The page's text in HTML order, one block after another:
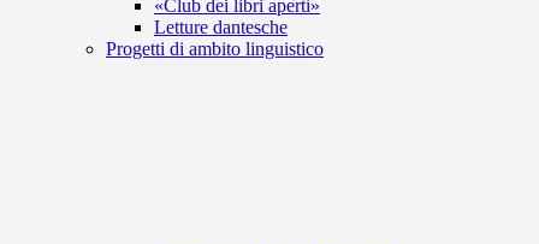
«Club dei libri aperti»
Letture dantesche
Progetti di ambito linguistico